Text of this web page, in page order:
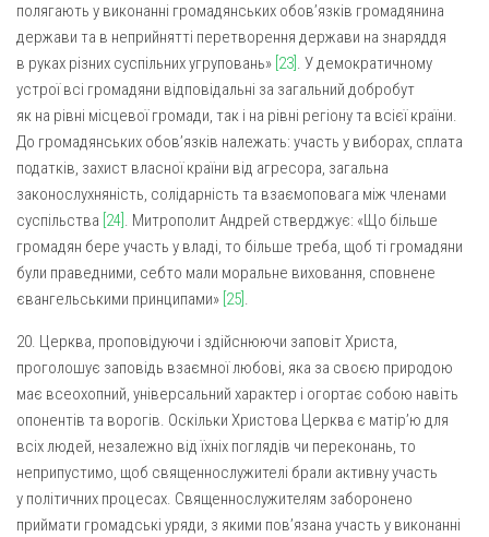
полягають у виконанні громадянських обов’язків громадянина
держави та в неприйнятті перетворення держави на знаряддя
в руках різних суспільних угруповань» [23] . У демократичному
устрої всі громадяни відповідальні за загальний добробут
як на рівні місцевої громади, так і на рівні регіону та всієї країни.
До громадянських обов’язків належать: участь у виборах, сплата
податків, захист власної країни від агресора, загальна
законослухняність, солідарність та взаємоповага між членами
суспільства [24] . Митрополит Андрей стверджує: «Що більше
громадян бере участь у владі, то більше треба, щоб ті громадяни
були праведними, себто мали моральне виховання, сповнене
євангельськими принципами» [25] .
20. Церква, проповідуючи і здійснюючи заповіт Христа,
проголошує заповідь взаємної любові, яка за своєю природою
має всеохопний, універсальний характер і огортає собою навіть
опонентів та ворогів. Оскільки Христова Церква є матір’ю для
всіх людей, незалежно від їхніх поглядів чи переконань, то
неприпустимо, щоб священнослужителі брали активну участь
у політичних процесах. Священнослужителям заборонено
приймати громадські уряди, з якими пов’язана участь у виконанні